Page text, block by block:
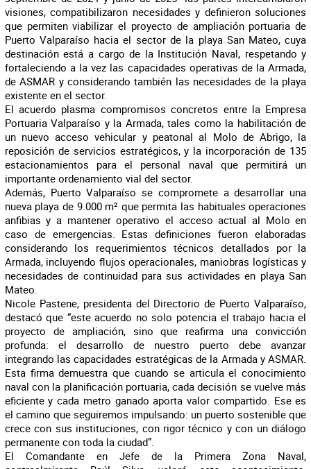
visiones, compatibilizaron necesidades y definieron soluciones
que permiten viabilizar el proyecto de ampliación portuaria de
Puerto Valparaíso hacia el sector de la playa San Mateo, cuya
destinación está a cargo de la Institución Naval, respetando y
fortaleciendo a la vez las capacidades operativas de la Armada,
de ASMAR y considerando también las necesidades de la playa
existente en el sector.
El acuerdo plasma compromisos concretos entre la Empresa
Portuaria Valparaíso y la Armada, tales como la habilitación de
un nuevo acceso vehicular y peatonal al Molo de Abrigo, la
reposición de servicios estratégicos, y la incorporación de 135
estacionamientos para el personal naval que permitirá un
importante ordenamiento vial del sector.
Además, Puerto Valparaíso se compromete a desarrollar una
nueva playa de 9.000 m² que permita las habituales operaciones
anfibias y a mantener operativo el acceso actual al Molo en
caso de emergencias. Estas definiciones fueron elaboradas
considerando los requerimientos técnicos detallados por la
Armada, incluyendo flujos operacionales, maniobras logísticas y
necesidades de continuidad para sus actividades en playa San
Mateo.
Nicole Pastene, presidenta del Directorio de Puerto Valparaíso,
destacó que “este acuerdo no solo potencia el trabajo hacia el
proyecto de ampliación, sino que reafirma una convicción
profunda: el desarrollo de nuestro puerto debe avanzar
integrando las capacidades estratégicas de la Armada y ASMAR.
Esta firma demuestra que cuando se articula el conocimiento
naval con la planificación portuaria, cada decisión se vuelve más
eficiente y cada metro ganado aporta valor compartido. Ese es
el camino que seguiremos impulsando: un puerto sostenible que
crece con sus instituciones, con rigor técnico y con un diálogo
permanente con toda la ciudad”.
El Comandante en Jefe de la Primera Zona Naval,